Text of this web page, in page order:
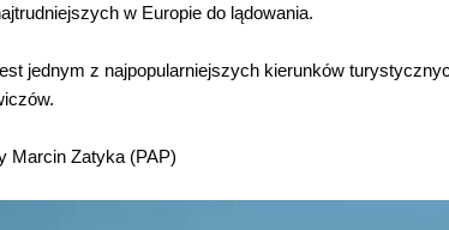
w Europie do lądowania.
jednym z najpopularniejszych kierunków
Marcin Zatyka (PAP)